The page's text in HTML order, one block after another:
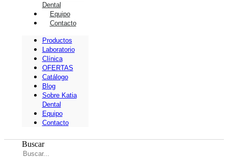
Dental
Equipo
Contacto
Productos
Laboratorio
Clínica
OFERTAS
Catálogo
Blog
Sobre Katia
Dental
Equipo
Contacto
Buscar